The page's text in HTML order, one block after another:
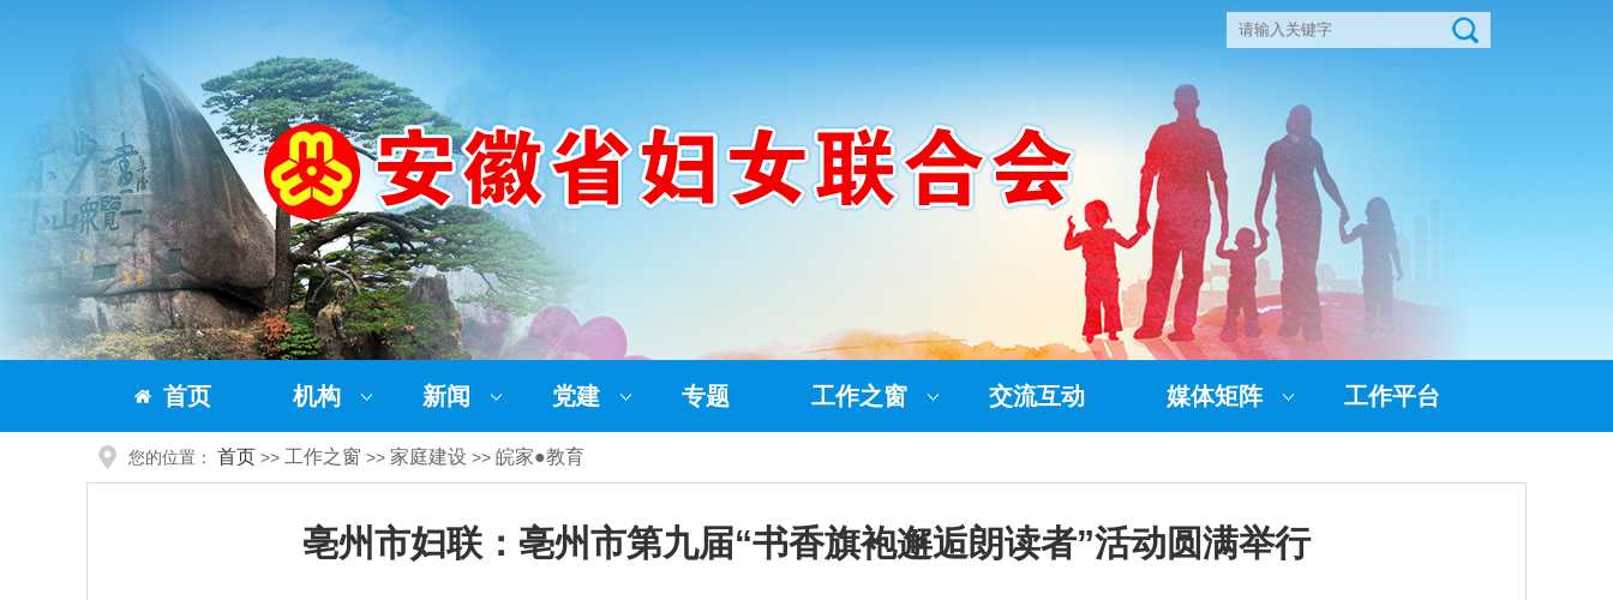
首页 机构 新闻 党建 专题 工作之窗 交流互动 媒体矩阵 工作平台
您的位置： 首页 >> 工作之窗 >> 家庭建设 >> 皖家●教育
亳州市妇联：亳州市第九届“书香旗袍邂逅朗读者”活动圆满举行